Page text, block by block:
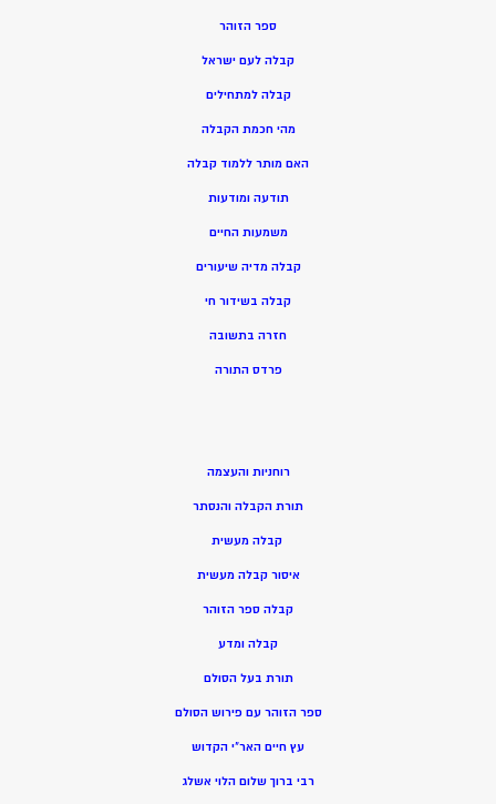
ספר הזוהר
קבלה לעם ישראל
קבלה למתחילים
מהי חכמת הקבלה
האם מותר ללמוד קבלה
תודעה ומודעות
משמעות החיים
קבלה מדיה שיעורים
קבלה בשידור חי
חזרה בתשובה
פרדס התורה
רוחניות והעצמה
תורת הקבלה והנסתר
קבלה מעשית
איסור קבלה מעשית
קבלה ספר הזוהר
קבלה ומדע
תורת בעל הסולם
ספר הזוהר עם פירוש הסולם
עץ חיים האר”י הקדוש
רבי ברוך שלום הלוי אשלג